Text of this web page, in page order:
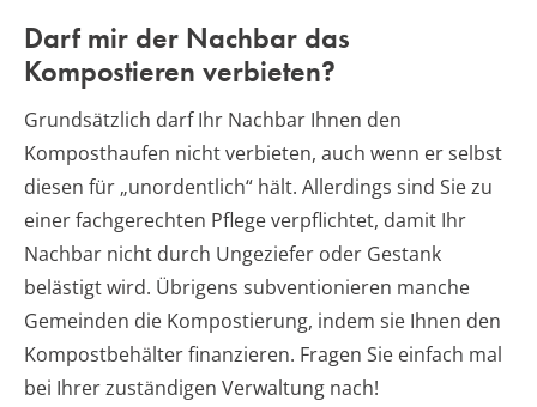
Darf mir der Nachbar das
Kompostieren verbieten?
Grundsätzlich darf Ihr Nachbar Ihnen den
Komposthaufen nicht verbieten, auch wenn er selbst
diesen für „unordentlich“ hält. Allerdings sind Sie zu
einer fachgerechten Pflege verpflichtet, damit Ihr
Nachbar nicht durch Ungeziefer oder Gestank
belästigt wird. Übrigens subventionieren manche
Gemeinden die Kompostierung, indem sie Ihnen den
Kompostbehälter finanzieren. Fragen Sie einfach mal
bei Ihrer zuständigen Verwaltung nach!